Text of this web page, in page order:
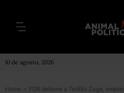
10 de agosto, 2026
Home >